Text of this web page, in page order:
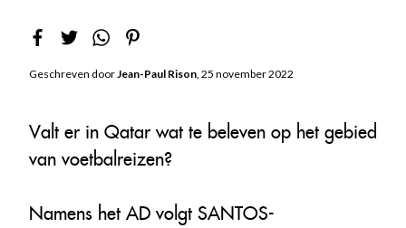
Geschreven doorJean-Paul Rison, 25 november 2022
Valt er in Qatar wat te beleven op het gebied
van voetbalreizen?
Namens het AD volgt SANTOS-